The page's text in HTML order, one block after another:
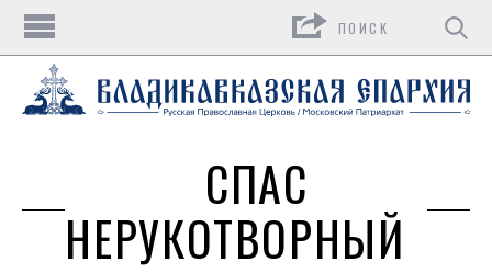
СПАС
НЕРУКОТВОРНЫЙ